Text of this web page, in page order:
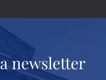
newsletter